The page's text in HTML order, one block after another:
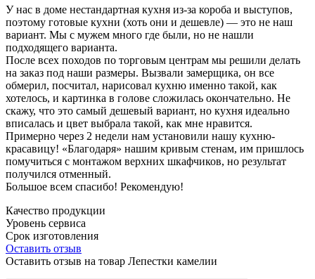
У нас в доме нестандартная кухня из-за короба и выступов,
поэтому готовые кухни (хоть они и дешевле) — это не наш
вариант. Мы с мужем много где были, но не нашли
подходящего варианта.
После всех походов по торговым центрам мы решили делать
на заказ под наши размеры. Вызвали замерщика, он все
обмерил, посчитал, нарисовал кухню именно такой, как
хотелось, и картинка в голове сложилась окончательно. Не
скажу, что это самый дешевый вариант, но кухня идеально
вписалась и цвет выбрала такой, как мне нравится.
Примерно через 2 недели нам установили нашу кухню-
красавицу! «Благодаря» нашим кривым стенам, им пришлось
помучиться с монтажом верхних шкафчиков, но результат
получился отменный.
Большое всем спасибо! Рекомендую!
Качество продукции
Уровень сервиса
Срок изготовления
Оставить отзыв
Оставить отзыв на товар Лепестки камелии